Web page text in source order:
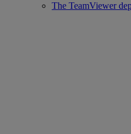
The TeamViewer